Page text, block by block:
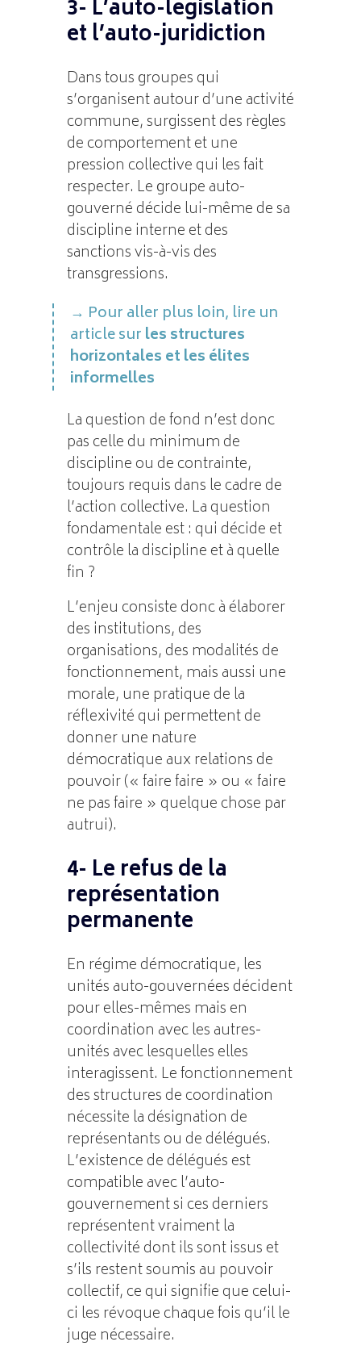
3- L’auto-législation
et l’auto-juridiction
Dans tous groupes qui
s’organisent autour d’une activité
commune, surgissent des règles
de comportement et une
pression collective qui les fait
respecter. Le groupe auto-
gouverné décide lui-même de sa
discipline interne et des
sanctions vis-à-vis des
transgressions.
Pour aller plus loin, lire un
article surles structures
horizontales et les élites
informelles
La question de fond n’est donc
pas celle du minimum de
discipline ou de contrainte,
toujours requis dans le cadre de
l’action collective. La question
fondamentale est : qui décide et
contrôle la discipline et à quelle
fin ?
L’enjeu consiste donc à élaborer
des institutions, des
organisations, des modalités de
fonctionnement, mais aussi une
morale, une pratique de la
réflexivité qui permettent de
donner une nature
démocratique aux relations de
pouvoir (« faire faire » ou « faire
ne pas faire » quelque chose par
autrui).
4- Le refus de la
représentation
permanente
En régime démocratique, les
unités auto-gouvernées décident
pour elles-mêmes mais en
coordination avec les autres-
unités avec lesquelles elles
interagissent. Le fonctionnement
des structures de coordination
nécessite la désignation de
représentants ou de délégués.
L’existence de délégués est
compatible avec l’auto-
gouvernement si ces derniers
représentent vraiment la
collectivité dont ils sont issus et
s’ils restent soumis au pouvoir
collectif, ce qui signifie que celui-
ci les révoque chaque fois qu’il le
juge nécessaire.